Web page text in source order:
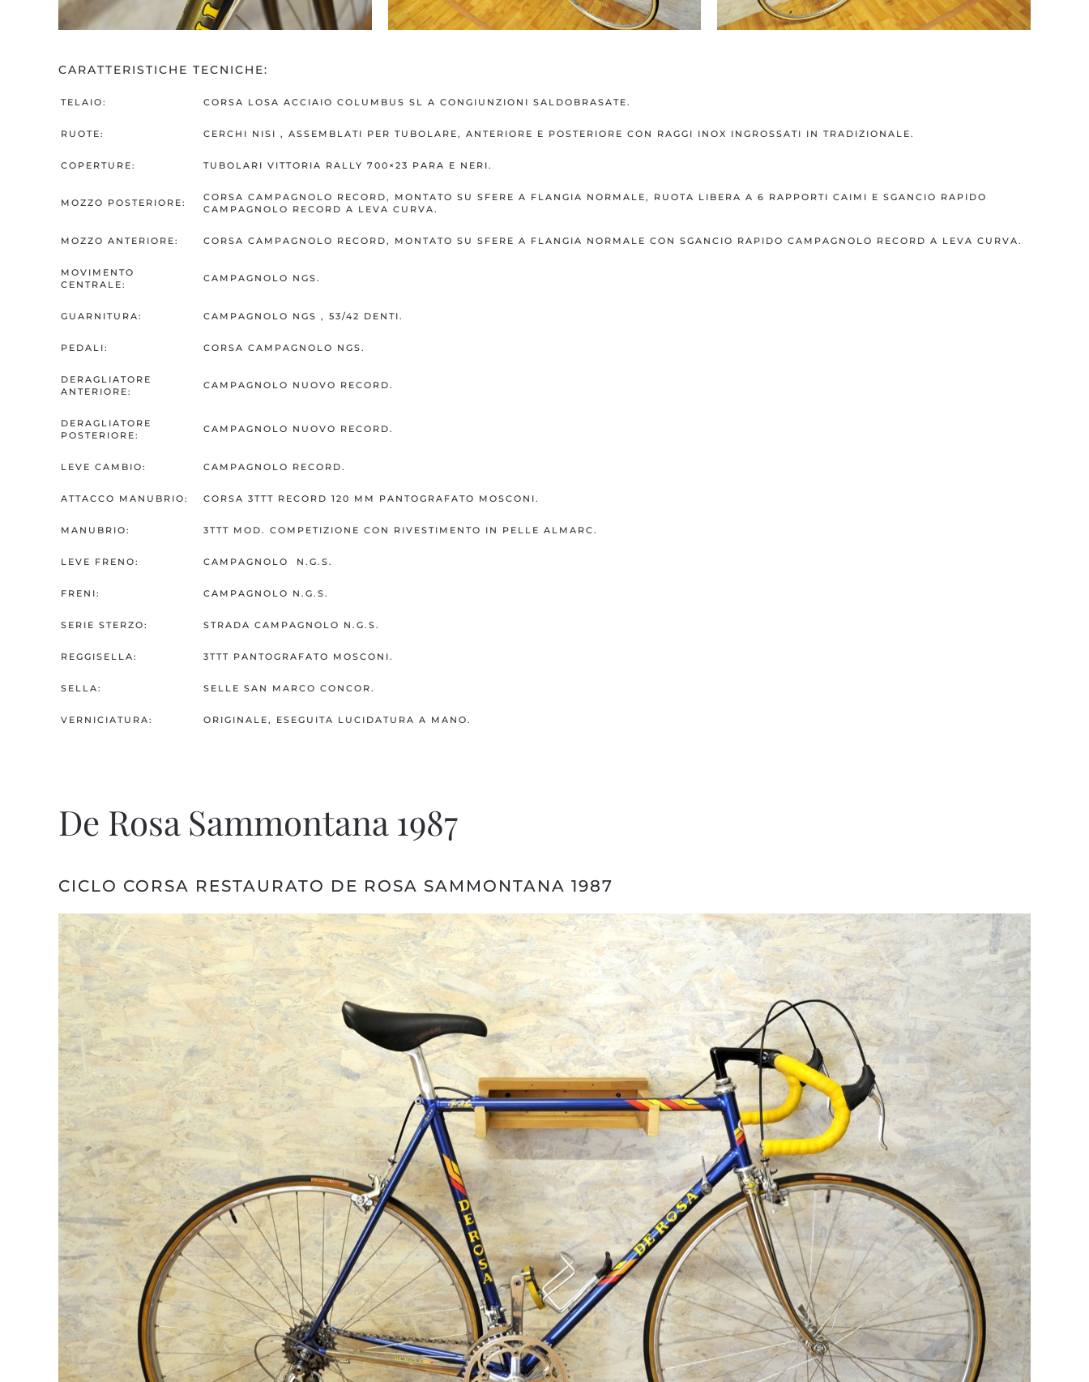
CARATTERISTICHE TECNICHE:
TELAIO: CORSA LOSA ACCIAIO COLUMBUS SL A CONGIUNZIONI SALDOBRASATE.
RUOTE: CERCHI NISI , ASSEMBLATI PER TUBOLARE, ANTERIORE E POSTERIORE CON RAGGI INOX INGROSSATI IN TRADIZIONALE.
COPERTURE: TUBOLARI VITTORIA RALLY 700×23 PARA E NERI.
MOZZO POSTERIORE:
CORSA CAMPAGNOLO RECORD, MONTATO SU SFERE A FLANGIA NORMALE, RUOTA LIBERA A 6 RAPPORTI CAIMI E SGANCIO RAPIDO
CAMPAGNOLO RECORD A LEVA CURVA.
MOZZO ANTERIORE: CORSA CAMPAGNOLO RECORD, MONTATO SU SFERE A FLANGIA NORMALE CON SGANCIO RAPIDO CAMPAGNOLO RECORD A LEVA CURVA.
MOVIMENTO
CENTRALE:
CAMPAGNOLO NGS.
GUARNITURA: CAMPAGNOLO NGS , 53/42 DENTI.
PEDALI: CORSA CAMPAGNOLO NGS.
DERAGLIATORE
ANTERIORE:
CAMPAGNOLO NUOVO RECORD.
DERAGLIATORE
POSTERIORE:
CAMPAGNOLO NUOVO RECORD.
LEVE CAMBIO: CAMPAGNOLO RECORD.
ATTACCO MANUBRIO: CORSA 3TTT RECORD 120 MM PANTOGRAFATO MOSCONI.
MANUBRIO: 3TTT MOD. COMPETIZIONE CON RIVESTIMENTO IN PELLE ALMARC.
LEVE FRENO: CAMPAGNOLO N.G.S.
FRENI: CAMPAGNOLO N.G.S.
SERIE STERZO: STRADA CAMPAGNOLO N.G.S.
REGGISELLA: 3TTT PANTOGRAFATO MOSCONI.
SELLA: SELLE SAN MARCO CONCOR.
VERNICIATURA: ORIGINALE, ESEGUITA LUCIDATURA A MANO.
De Rosa Sammontana 1987
CICLO CORSA RESTAURATO DE ROSA SAMMONTANA 1987